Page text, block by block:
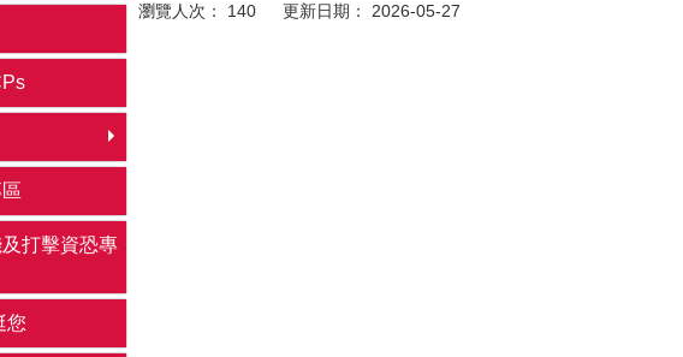
打擊資恐專
您
瀏覽人次： 140 更新日期： 2026-05-27